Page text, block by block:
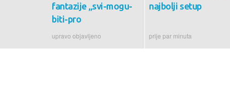
fantazije „svi-mogu-
biti-pro
upravo objavljeno
najbolji setup
prije par minuta